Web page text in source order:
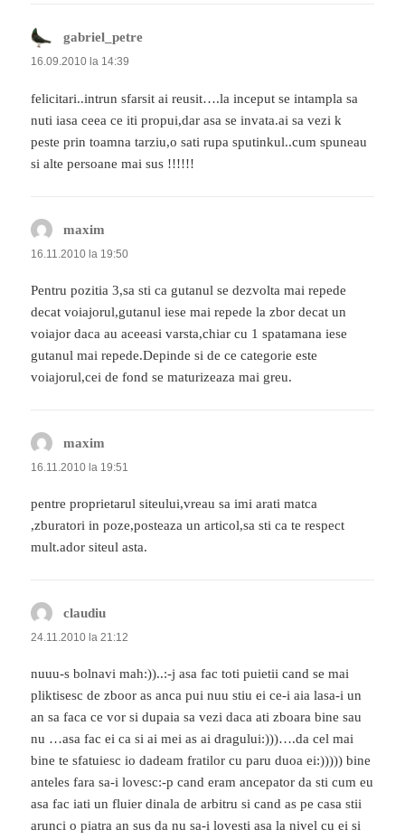
gabriel_petre
16.09.2010 la 14:39
felicitari..intrun sfarsit ai reusit….la inceput se intampla sa
nuti iasa ceea ce iti propui,dar asa se invata.ai sa vezi k
peste prin toamna tarziu,o sati rupa sputinkul..cum spuneau
si alte persoane mai sus !!!!!!
maxim
16.11.2010 la 19:50
Pentru pozitia 3,sa sti ca gutanul se dezvolta mai repede
decat voiajorul,gutanul iese mai repede la zbor decat un
voiajor daca au aceeasi varsta,chiar cu 1 spatamana iese
gutanul mai repede.Depinde si de ce categorie este
voiajorul,cei de fond se maturizeaza mai greu.
maxim
16.11.2010 la 19:51
pentre proprietarul siteului,vreau sa imi arati matca
,zburatori in poze,posteaza un articol,sa sti ca te respect
mult.ador siteul asta.
claudiu
24.11.2010 la 21:12
nuuu-s bolnavi mah:))..:-j asa fac toti puietii cand se mai
pliktisesc de zboor as anca pui nuu stiu ei ce-i aia lasa-i un
an sa faca ce vor si dupaia sa vezi daca ati zboara bine sau
nu …asa fac ei ca si ai mei as ai dragului:)))….da cel mai
bine te sfatuiesc io dadeam fratilor cu paru duoa ei:))))) bine
anteles fara sa-i lovesc:-p cand eram ancepator da sti cum eu
asa fac iati un fluier dinala de arbitru si cand as pe casa stii
arunci o piatra an sus da nu sa-i lovesti asa la nivel cu ei si